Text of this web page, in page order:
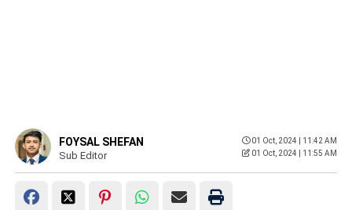
FOYSAL SHEFAN
Sub Editor
01 Oct, 2024 | 11:42 AM
01 Oct, 2024 | 11:55 AM